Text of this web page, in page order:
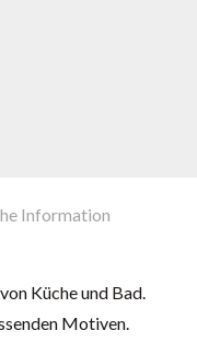
Information
Küche und Bad.
Motiven.